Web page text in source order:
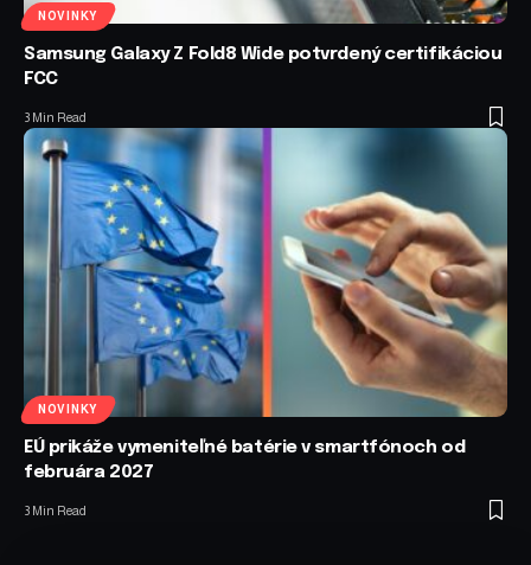
NOVINKY
Samsung Galaxy Z Fold8 Wide potvrdený certifikáciou
FCC
3 Min Read
NOVINKY
EÚ prikáže vymeniteľné batérie v smartfónoch od
februára 2027
3 Min Read